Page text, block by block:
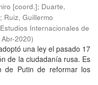
[coord.]; Duarte,
; Ruiz, Guillermo
Internacionales de
Abr-2020)
una ley el pasado 17
de la ciudadanía rusa. Es
de Putin de reformar los